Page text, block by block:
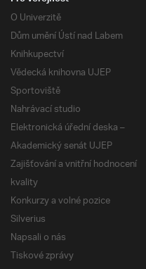
O Univerzitě
Dům umění Ústí nad Labem
Knihkupectví
Vědecká knihovna UJEP
Sportoviště
Nahrávací studio
Elektronická úřední deska –
Akademický senát UJEP
Zajišťování a vnitřní hodnocení
kvality
Konkurzy a volné pozice
Silverius
Napsali o nás
Tiskové zprávy